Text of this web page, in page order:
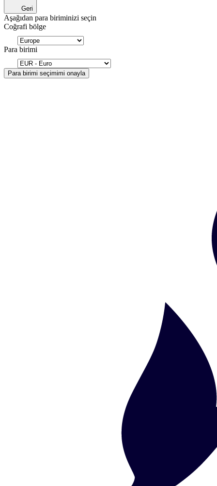
Geri
Aşağıdan para biriminizi seçin
Coğrafi bölge
Para birimi
Para birimi seçimimi onayla